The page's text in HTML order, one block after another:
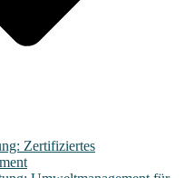
Zertifiziertes